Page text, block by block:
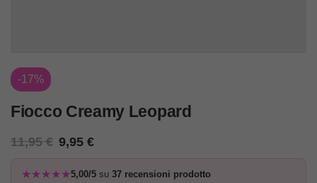
-17%
Fiocco Creamy Leopard
11,95€ 9,95 €
★★★★★5,00/5 su 37 recensioni prodotto